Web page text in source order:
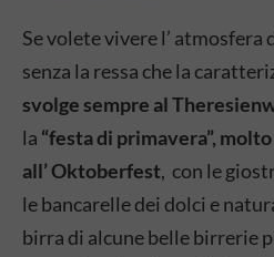
Se volete vivere l’ atmosfera
senza la ressa che la
svolge sempre al
la “festa di primavera”,
all’ Oktoberfest, con le
le bancarelle dei dolci e
birra di alcune belle birrerie